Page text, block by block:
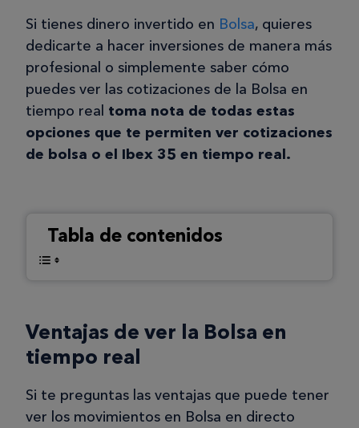
Si tienes dinero invertido en Bolsa, quieres
dedicarte a hacer inversiones de manera más
profesional o simplemente saber cómo
puedes ver las cotizaciones de la Bolsa en
tiempo real toma nota de todas estas
opciones que te permiten ver cotizaciones
de bolsa o el Ibex 35 en tiempo real.
Tabla de contenidos
Ventajas de ver la Bolsa en
tiempo real
Si te preguntas las ventajas que puede tener
ver los movimientos en Bolsa en directo